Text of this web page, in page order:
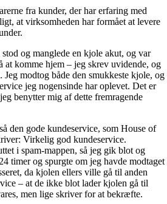
fra kunder, der har erfaring med
at virksomheden har formået at levere
og manglede en kjole akut, og var
at komme hjem – jeg skrev uvidende, og
modtog både den smukkeste kjole, og
jeg nogensinde har oplevet. Det er
benytter mig af dette fremragende
den gode kundeservice, som House of
Virkelig god kundeservice.
i spam-mappen, så jeg gik blot og
timer og spurgte om jeg havde modtaget
da kjolen ellers ville gå til anden
– at de ikke blot lader kjolen gå til
men lige skriver for at bekræfte.